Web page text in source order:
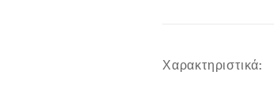
Χαρακτηριστικά: